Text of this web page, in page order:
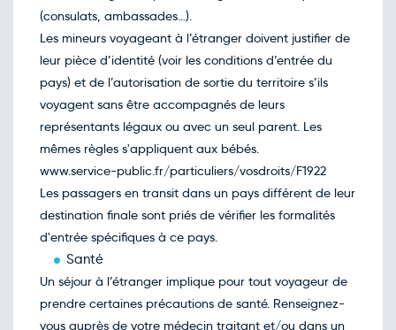
18
523€/pers
19
776€/pers
Retour le Mar. 23 mars 27
20
738€/pers
Retour le Mer. 24 mars 27
21
772€/pers
Retour le Jeu. 25 mars 27
22
872€/pers
Retour le Ven. 26 mars 27
23
24
922€/pers
Retour le Dim. 28 mars 27
(consulats, ambassades…).
Les mineurs voyageant à l’étranger doivent justifier de
leur pièce d’identité (voir les conditions d’entrée du
pays) et de l’autorisation de sortie du territoire s’ils
voyagent sans être accompagnés de leurs
représentants légaux ou avec un seul parent. Les
mêmes règles s'appliquent aux bébés.
www.service-public.fr/particuliers/vosdroits/F1922
Les passagers en transit dans un pays différent de leur
destination finale sont priés de vérifier les formalités
d'entrée spécifiques à ce pays.
Santé
Un séjour à l’étranger implique pour tout voyageur de
prendre certaines précautions de santé. Renseignez-
vous auprès de votre médecin traitant et/ou dans un